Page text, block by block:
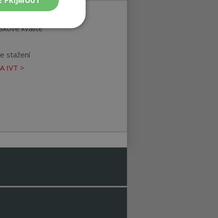
kvalitě
stažení
IVT >
Nezařazené
používání